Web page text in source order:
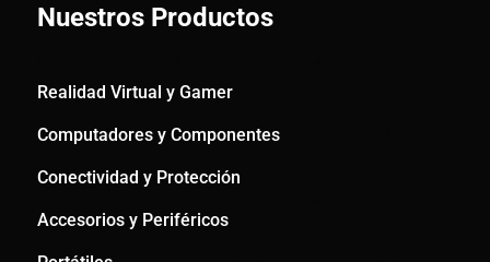
Nuestros Productos
Realidad Virtual y Gamer
Computadores y Componentes
Conectividad y Protección
Accesorios y Periféricos